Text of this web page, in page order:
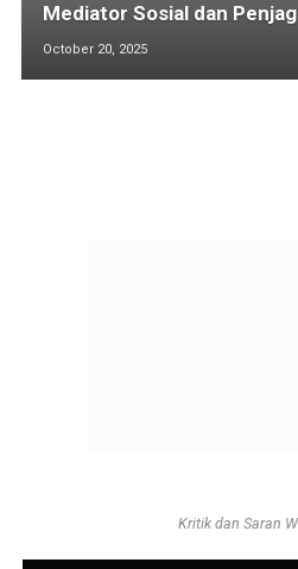
Mediator Sosial dan
October 20, 2025
Kritik dan Saran